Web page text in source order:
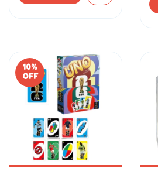
10%
OFF